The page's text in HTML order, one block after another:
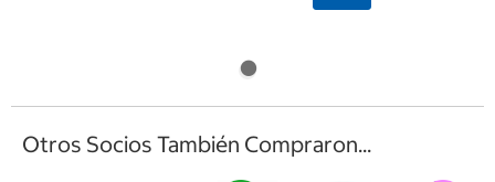
Otros Socios También Compraron...